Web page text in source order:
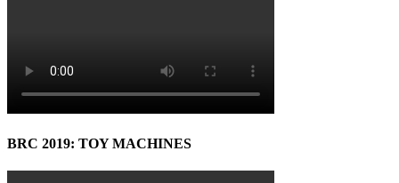
BRC 2019: TOY MACHINES